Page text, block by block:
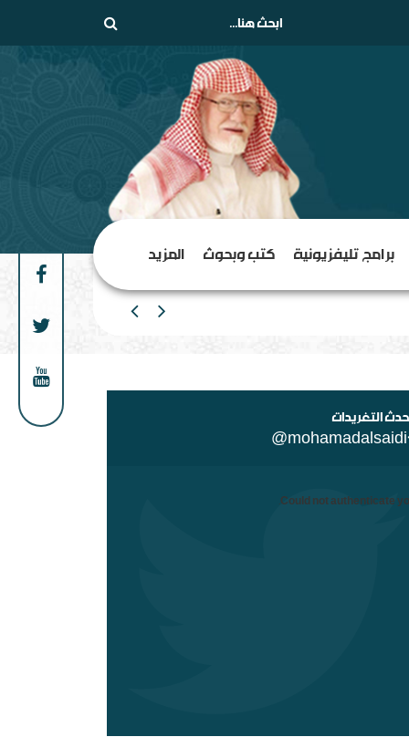
برامج تليفزيونية كتب وبحوث المزيد
من الهامش إلى المركز
التغريدات
Could not authenticate